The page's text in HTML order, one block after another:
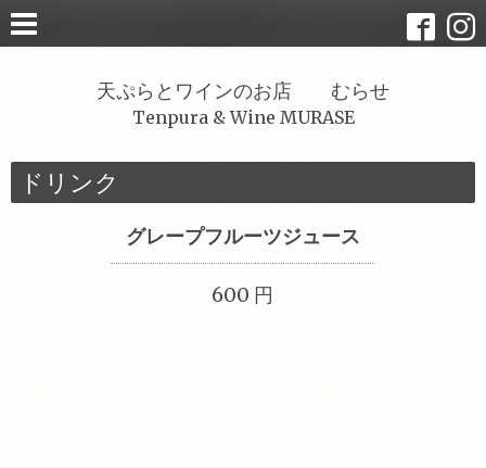
天ぷらとワインのお店 むらせ
Tenpura & Wine MURASE
ドリンク
グレープフルーツジュース
600 円